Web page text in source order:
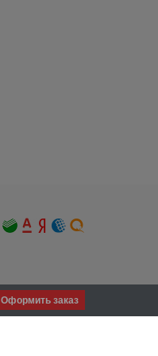
Оформить заказ